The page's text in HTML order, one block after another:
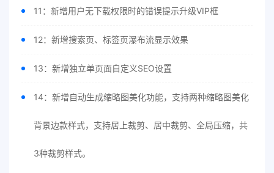
11：新增用户无下载权限时的错误提示升级VIP框
12：新增搜索页、标签页瀑布流显示效果
13：新增独立单页面自定义SEO设置
14：新增自动生成缩略图美化功能，支持两种缩略图美化
背景边款样式，支持居上裁剪、居中裁剪、全局压缩，共
3种裁剪样式。